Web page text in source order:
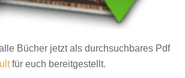
Bücher jetzt als durchsuchbares Pdf
für euch bereitgestellt.